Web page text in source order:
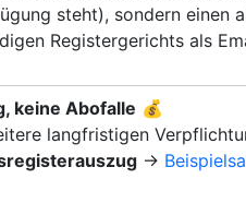
steht), sondern einen
Registergerichts als
keine Abofalle 💰
langfristigen
→